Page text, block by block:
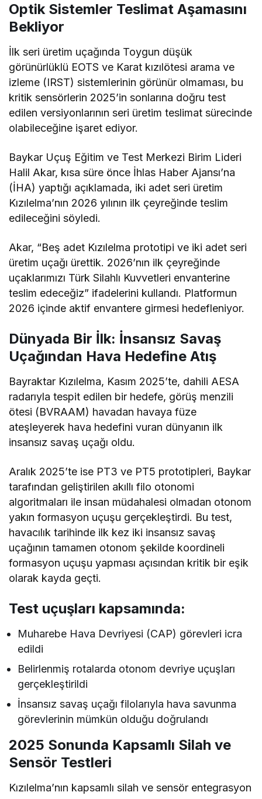
Optik Sistemler Teslimat Aşamasını
Bekliyor
İlk seri üretim uçağında Toygun düşük
görünürlüklü EOTS ve Karat kızılötesi arama ve
izleme (IRST) sistemlerinin görünür olmaması, bu
kritik sensörlerin 2025’in sonlarına doğru test
edilen versiyonlarının seri üretim teslimat sürecinde
olabileceğine işaret ediyor.
Baykar Uçuş Eğitim ve Test Merkezi Birim Lideri
Halil Akar, kısa süre önce İhlas Haber Ajansı’na
(İHA) yaptığı açıklamada, iki adet seri üretim
Kızılelma’nın 2026 yılının ilk çeyreğinde teslim
edileceğini söyledi.
Akar, “Beş adet Kızılelma prototipi ve iki adet seri
üretim uçağı ürettik. 2026’nın ilk çeyreğinde
uçaklarımızı Türk Silahlı Kuvvetleri envanterine
teslim edeceğiz” ifadelerini kullandı. Platformun
2026 içinde aktif envantere girmesi hedefleniyor.
Dünyada Bir İlk: İnsansız Savaş
Uçağından Hava Hedefine Atış
Bayraktar Kızılelma, Kasım 2025’te, dahili AESA
radarıyla tespit edilen bir hedefe, görüş menzili
ötesi (BVRAAM) havadan havaya füze
ateşleyerek hava hedefini vuran dünyanın ilk
insansız savaş uçağı oldu.
Aralık 2025’te ise PT3 ve PT5 prototipleri, Baykar
tarafından geliştirilen akıllı filo otonomi
algoritmaları ile insan müdahalesi olmadan otonom
yakın formasyon uçuşu gerçekleştirdi. Bu test,
havacılık tarihinde ilk kez iki insansız savaş
uçağının tamamen otonom şekilde koordineli
formasyon uçuşu yapması açısından kritik bir eşik
olarak kayda geçti.
Test uçuşları kapsamında:
Muharebe Hava Devriyesi (CAP) görevleri icra
edildi
Belirlenmiş rotalarda otonom devriye uçuşları
gerçekleştirildi
İnsansız savaş uçağı filolarıyla hava savunma
görevlerinin mümkün olduğu doğrulandı
2025 Sonunda Kapsamlı Silah ve
Sensör Testleri
Kızılelma’nın kapsamlı silah ve sensör entegrasyon